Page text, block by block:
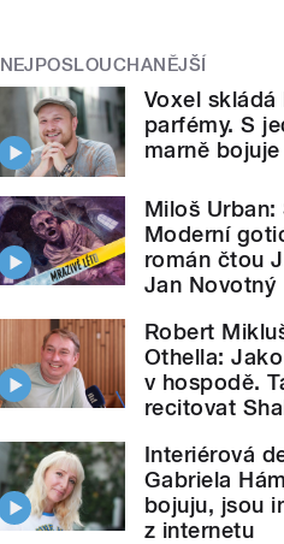
NEJPOSLOUCHANĚJŠÍ
Voxel skládá
parfémy. S
marně bojuje
Miloš
Moderní
román čtou
Jan Novotný
Robert
Othella:
v hospodě.
recitovat
Interiérová
Gabriela
bojuju, jsou
z internetu